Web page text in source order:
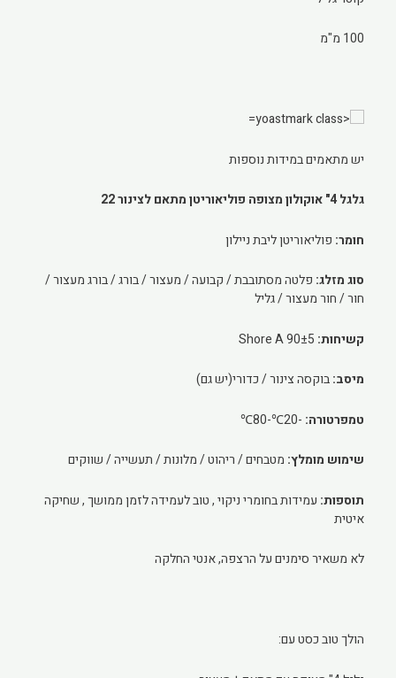
100 מ"מ
יש מתאמים במידות נוספות
גלגל 4" אוקולון מצופה פוליאוריטן מתאם לצינור 22
חומר: פוליאוריטן ליבת ניילון
סוג מזלג: פלטה מסתובבת / קבועה / מעצור / בורג / בורג מעצור /
חור / חור מעצור / גליל
קשיחות:
מיסב:בוקסה צינור / כדורי(יש גם)
טמפרטורה: -20℃-80℃
שימוש מומלץ: מטבחים / ריהוט / מלונות / תעשייה / שווקים
תוספות: עמידות בחומרי ניקוי , טוב לעמידה לזמן ממושך , שחיקה
איטית
לא משאיר סימנים על הרצפה, אנטי החלקה
הולך טוב כסט עם: